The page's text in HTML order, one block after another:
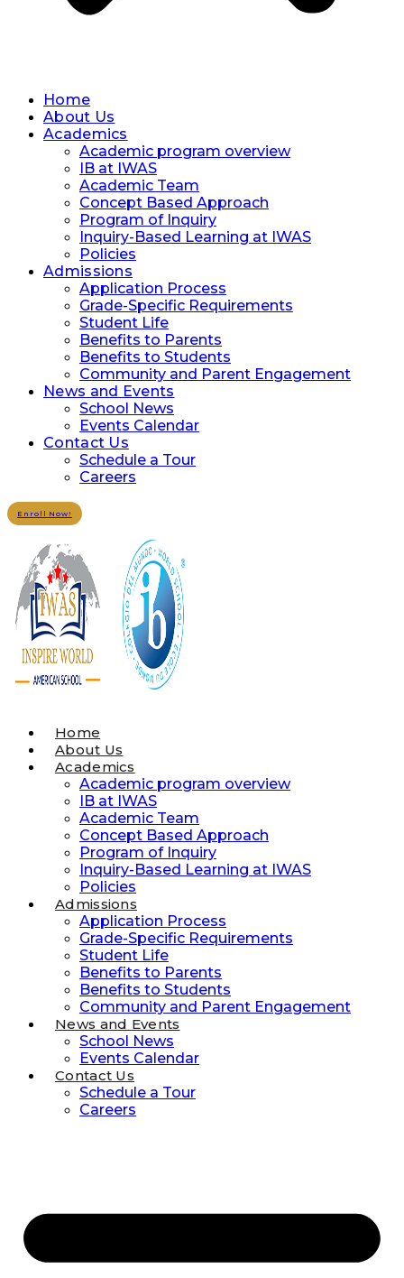
Home
About Us
Academics
Academic program overview
IB at IWAS
Academic Team
Concept Based Approach
Program of Inquiry
Inquiry-Based Learning at IWAS
Policies
Admissions
Application Process
Grade-Specific Requirements
Student Life
Benefits to Parents
Benefits to Students
Community and Parent Engagement
News and Events
School News
Events Calendar
Contact Us
Schedule a Tour
Careers
Enroll Now!
Home
About Us
Academics
Academic program overview
IB at IWAS
Academic Team
Concept Based Approach
Program of Inquiry
Inquiry-Based Learning at IWAS
Policies
Admissions
Application Process
Grade-Specific Requirements
Student Life
Benefits to Parents
Benefits to Students
Community and Parent Engagement
News and Events
School News
Events Calendar
Contact Us
Schedule a Tour
Careers